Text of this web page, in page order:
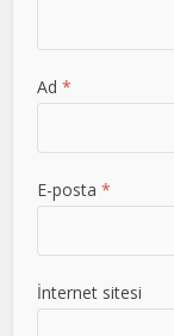
Ad*
E-posta*
İnternet sitesi